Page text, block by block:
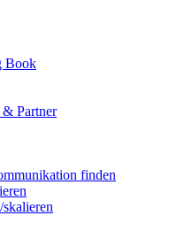
Book
Partner
finden